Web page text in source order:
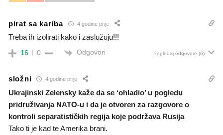
pirat sa kariba 4 godine prije
Treba ih izolirati kako i zaslužuju!!!
16 0 Odgovori Pogledaj odgovore (6)
složni 4 godine prije
Ukrajinski Zelensky kaže da se ‘ohladio’ u pogledu
pridruživanja NATO-u i da je otvoren za razgovore o
kontroli separatističkih regija koje podržava Rusija
Tako ti je kad te Amerika brani.